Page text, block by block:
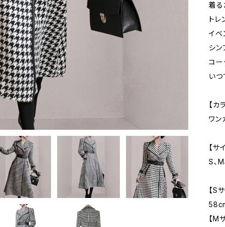
着る
トレ
イベ
シン
コー
いつ
【カ
ワン
【サ
S、
【S
【M